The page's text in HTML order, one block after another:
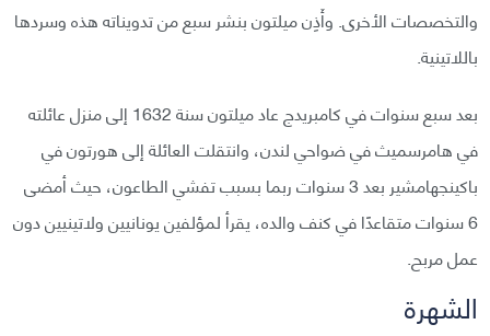
والتخصصات الأخرى. وأَذِن ميلتون بنشر سبع من تدويناته هذه وسردها
باللاتينية.
بعد سبع سنوات في كامبريدج عاد ميلتون سنة 1632 إلى منزل عائلته
في هامرسميث في ضواحي لندن، وانتقلت العائلة إلى هورتون في
باكينجهامشير بعد 3 سنوات ربما بسبب تفشي الطاعون، حيث أمضى
6 سنوات متقاعدًا في كنف والده، يقرأ لمؤلفين يونانيين ولاتينيين دون
عمل مربح.
الشهرة